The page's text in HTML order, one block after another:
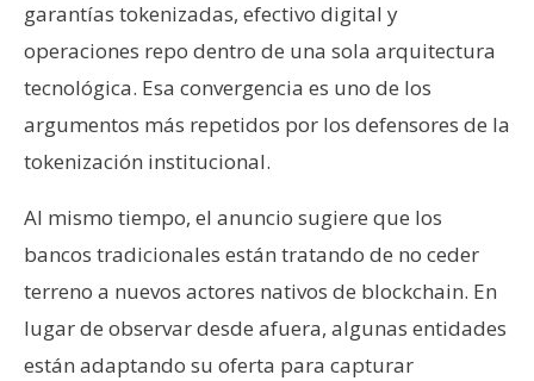
garantías tokenizadas, efectivo digital y
operaciones repo dentro de una sola arquitectura
tecnológica. Esa convergencia es uno de los
argumentos más repetidos por los defensores de la
tokenización institucional.
Al mismo tiempo, el anuncio sugiere que los
bancos tradicionales están tratando de no ceder
terreno a nuevos actores nativos de blockchain. En
lugar de observar desde afuera, algunas entidades
están adaptando su oferta para capturar